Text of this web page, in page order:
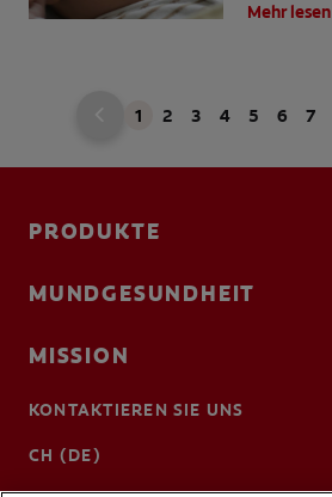
Mehr lesen
1 2 3 4 5 6 7
PRODUKTE
MUNDGESUNDHEIT
MISSION
KONTAKTIEREN SIE UNS
CH (DE)